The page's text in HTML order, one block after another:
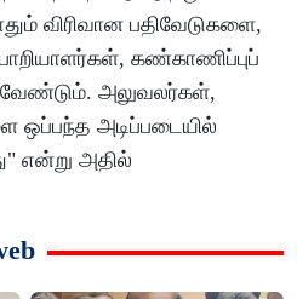
விரிவான பதிவேடுகளை,
கண்காணிப்புப்
வேண்டும். அலுவலர்கள்,
ஒப்பந்த அடிப்படையில்
என்று அதில்